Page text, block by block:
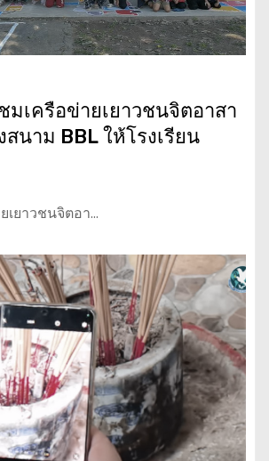
เครือข่ายเยาวชนจิตอาสา
นาม BBL ให้โรงเรียน
เยาวชนจิตอา…